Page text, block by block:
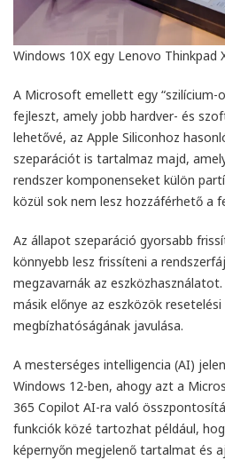
Windows 10X egy Lenovo Thinkpad
A Microsoft emellett egy “szilícium-
fejleszt, amely jobb hardver- és
lehetővé, az Apple Siliconhoz
szeparációt is tartalmaz majd,
rendszer komponenseket külön
közül sok nem lesz hozzáférhető a
Az állapot szeparáció gyorsabb
könnyebb lesz frissíteni a
megzavarnák az
másik előnye az eszközök
megbízhatóságának javulása.
A mesterséges intelligencia (AI)
Windows 12-ben, ahogy azt a
365 Copilot AI-ra való
funkciók közé tartozhat például,
képernyőn megjelenő tartalmat és